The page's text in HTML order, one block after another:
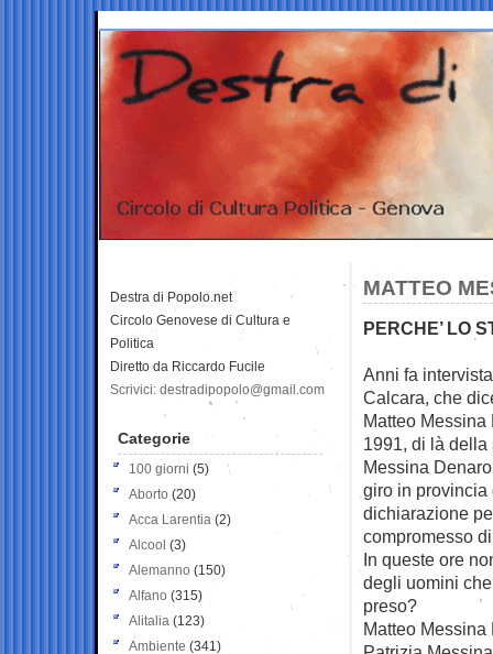
MATTEO
PERCHE’ LO
Anni fa
Calcara, che
Matteo
1991, di là della
Messina
giro in provincia
dichiarazione
compromesso
In queste ore
degli uomini
preso?
Matteo
Destra di Popolo.net
Circolo Genovese di Cultura e
Politica
Diretto da Riccardo Fucile
Scrivici: destradipopolo@gmail.com
Categorie
100 giorni (5)
Aborto (20)
Acca Larentia (2)
Alcool (3)
Alemanno (150)
Alfano (315)
Alitalia (123)
Ambiente (341)